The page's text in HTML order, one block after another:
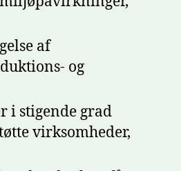
af
og
i stigende grad
virksomheder,